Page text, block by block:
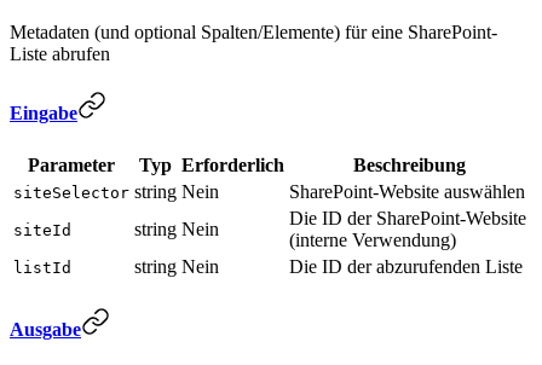
Metadaten (und optional Spalten/Elemente) für eine SharePoint-
Liste abrufen
Eingabe
Parameter Typ Erforderlich Beschreibung
siteSelector string Nein SharePoint-Website auswählen
siteId string Nein
Die ID der SharePoint-Website
(interne Verwendung)
listId string Nein Die ID der abzurufenden Liste
Ausgabe